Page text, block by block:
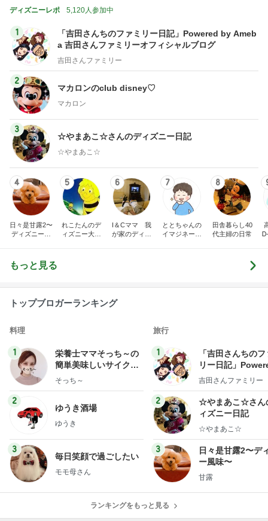
ディズニーレポ 5,120人参加中
1
「吉田さんちのファミリー日記」Powered by Ameb
a 吉田さんファミリーオフィシャルブログ
吉田さんファミリー
2
マカロンのclub disney♡
マカロン
3
☆やまあこ☆さんのディズニー日記
☆やまあこ☆
4
日々是甘露2〜
ディズニー風
5
れこたんのデ
ィズニー大好
6
I＆Cママ 我
が家のディズ
7
ととちゃんの
イマジネーシ
8
田舎暮らし40
代主婦の日常
もっと見る
トップブロガーランキング
料理
1
栄養士ママそっち～の
簡単美味しいサイクル
献立
そっち～
2
ゆうき酒場
ゆうき
3
毎日笑顔で過ごしたい
モモ母さん
旅行
1
「吉田さんちの
リー日記」
y Ameba 吉田さ
ログ
吉田さんファミリー
2
☆やまあこ☆さん
ィズニー日記
☆やまあこ☆
3
日々是甘露2〜デ
ー風味〜
甘露
ランキングをもっと見る